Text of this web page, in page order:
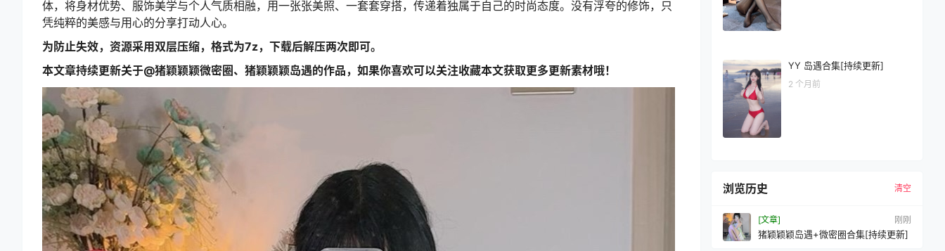
体，将身材优势、服饰美学与个人气质相融，用一张张美照、一套套穿搭，传递着独属于自己的时尚态度。没有浮夸的修饰，只
凭纯粹的美感与用心的分享打动人心。
为防止失效，资源采用双层压缩，格式为7z，下载后解压两次即可。
本文章持续更新关于@猪颖颖颖微密圈、猪颖颖颖岛遇的作品，如果你喜欢可以关注收藏本文获取更多更新素材哦！
YY 岛遇合集[持续更新]
2 个月前
浏览历史 清空
[文章] 10 秒前
猪颖颖颖岛遇+微密圈合集[持续更新]